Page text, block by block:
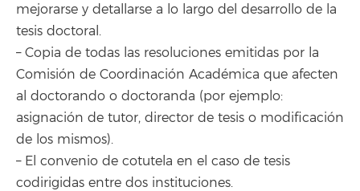
mejorarse y detallarse a lo largo del desarrollo de la
tesis doctoral.
– Copia de todas las resoluciones emitidas por la
Comisión de Coordinación Académica que afecten
al doctorando o doctoranda (por ejemplo:
asignación de tutor, director de tesis o modificación
de los mismos).
– El convenio de cotutela en el caso de tesis
codirigidas entre dos instituciones.